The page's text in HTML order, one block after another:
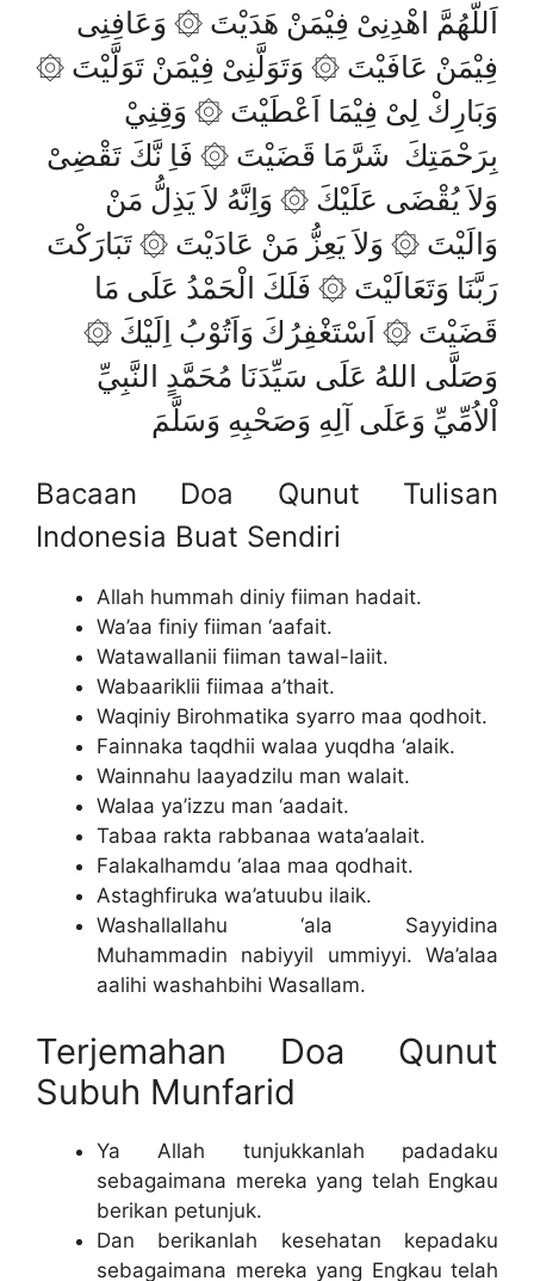
اَللّهُمَّ اهْدِنِىْ فِيْمَنْ هَدَيْتَ ۞ وَعَافِنِى
فِيْمَنْ عَافَيْتَ ۞ وَتَوَلَّنِىْ فِيْمَنْ تَوَلَّيْتَ ۞
وَبَارِكْ لِىْ فِيْمَا اَعْطَيْتَ ۞ وَقِنِيْ
بِرَحْمَتِكَ شَرَّمَا قَضَيْتَ ۞ فَاِ نَّكَ تَقْضِىْ
وَلاَ يُقْضَى عَلَيْكَ ۞ وَاِنَّهُ لاَ يَذِلُّ مَنْ
وَالَيْتَ ۞ وَلاَ يَعِزُّ مَنْ عَادَيْتَ ۞ تَبَارَكْتَ
رَبَّنَا وَتَعَالَيْتَ ۞ فَلَكَ الْحَمْدُ عَلَى مَا
قَضَيْتَ ۞ اَسْتَغْفِرُكَ وَاَتُوْبُ اِلَيْكَ ۞
وَصَلَّى اللهُ عَلَى سَيِّدَنَا مُحَمَّدٍ النَّبِيِّ
اْلاُمِّيِّ وَعَلَى آلِهِ وَصَحْبِهِ وَسَلَّمَ
Bacaan Doa Qunut Tulisan
Indonesia Buat Sendiri
Allah hummah diniy fiiman hadait.
Wa’aa finiy fiiman ‘aafait.
Watawallanii fiiman tawal-laiit.
Wabaariklii fiimaa a’thait.
Waqiniy Birohmatika syarro maa qodhoit.
Fainnaka taqdhii walaa yuqdha ‘alaik.
Wainnahu laayadzilu man walait.
Walaa ya’izzu man ‘aadait.
Tabaa rakta rabbanaa wata’aalait.
Falakalhamdu ‘alaa maa qodhait.
Astaghfiruka wa’atuubu ilaik.
Washallallahu ‘ala Sayyidina
Muhammadin nabiyyil ummiyyi. Wa’alaa
aalihi washahbihi Wasallam.
Terjemahan Doa Qunut
Subuh Munfarid
Ya Allah tunjukkanlah padadaku
sebagaimana mereka yang telah Engkau
berikan petunjuk.
Dan berikanlah kesehatan kepadaku
sebagaimana mereka yang Engkau telah